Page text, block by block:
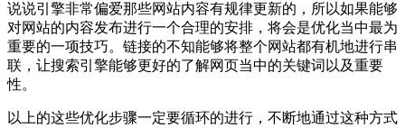
说说引擎非常偏爱那些网站内容有规律更新的，所以如果能够
对网站的内容发布进行一个合理的安排，将会是优化当中最为
重要的一项技巧。链接的不知能够将整个网站都有机地进行串
联，让搜索引擎能够更好的了解网页当中的关键词以及重要
性。
以上的这些优化步骤一定要循环的进行，不断地通过这种方式